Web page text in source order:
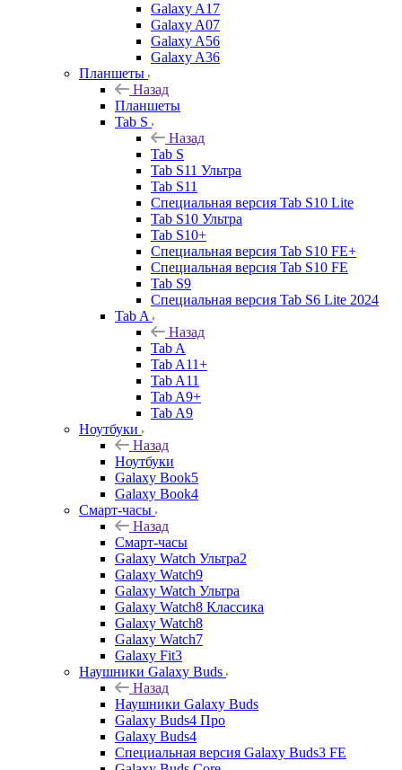
Galaxy A17
Galaxy A07
Galaxy A56
Galaxy A36
Планшеты
Назад
Планшеты
Tab S
Назад
Tab S
Tab S11 Ультра
Tab S11
Специальная версия Tab S10 Lite
Tab S10 Ультра
Tab S10+
Специальная версия Tab S10 FE+
Специальная версия Tab S10 FE
Tab S9
Специальная версия Tab S6 Lite 2024
Tab A
Назад
Tab A
Tab A11+
Tab A11
Tab A9+
Tab A9
Ноутбуки
Назад
Ноутбуки
Galaxy Book5
Galaxy Book4
Смарт-часы
Назад
Смарт-часы
Galaxy Watch Ультра2
Galaxy Watch9
Galaxy Watch Ультра
Galaxy Watch8 Классика
Galaxy Watch8
Galaxy Watch7
Galaxy Fit3
Наушники Galaxy Buds
Назад
Наушники Galaxy Buds
Galaxy Buds4 Про
Galaxy Buds4
Специальная версия Galaxy Buds3 FE